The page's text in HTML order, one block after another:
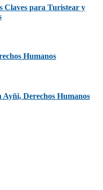
Claves para Turistear y
Humanos
Derechos Humanos